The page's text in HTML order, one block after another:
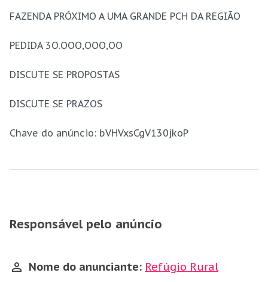
FAZENDA PRÓXIMO A UMA GRANDE PCH DA REGIÃO
PEDIDA 3O.OOO,OOO,OO
DISCUTE SE PROPOSTAS
DISCUTE SE PRAZOS
Chave do anúncio: bVHVxsCgV130jkoP
Responsável pelo anúncio
Nome do anunciante: Refúgio Rural